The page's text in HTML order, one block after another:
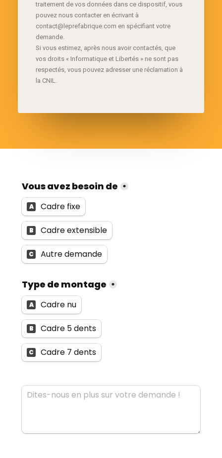
traitement de vos données dans ce dispositif, vous
pouvez nous contacter en écrivant à
contact@leprefabrique.com en spécifiant votre
demande.
Si vous estimez, après nous avoir contactés, que
vos droits « Informatique et Libertés » ne sont pas
respectés, vous pouvez adresser une réclamation à
la CNIL.